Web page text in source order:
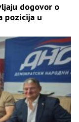
dogovor o
pozicija u